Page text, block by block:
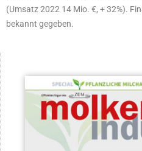
(Umsatz 2022 14 Mio. €, + 32%).
bekannt gegeben.